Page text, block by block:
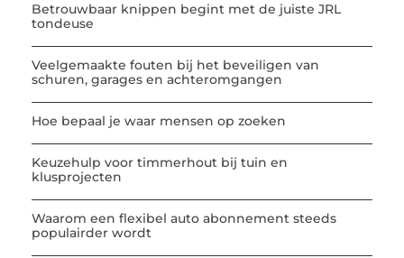
Betrouwbaar knippen begint met de juiste JRL
tondeuse
Veelgemaakte fouten bij het beveiligen van
schuren, garages en achteromgangen
Hoe bepaal je waar mensen op zoeken
Keuzehulp voor timmerhout bij tuin en
klusprojecten
Waarom een flexibel auto abonnement steeds
populairder wordt